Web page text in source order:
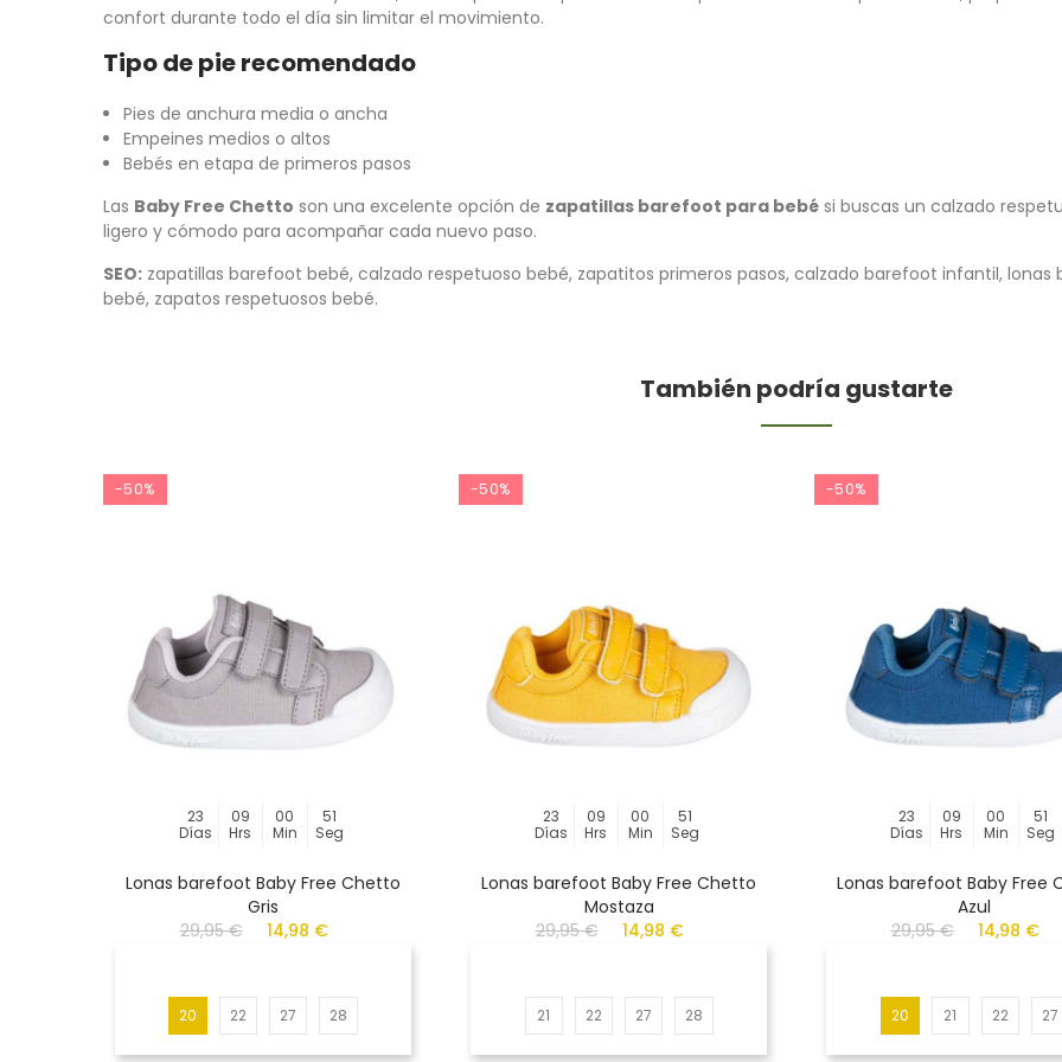
confort durante todo el día sin limitar el movimiento.
Tipo de pie recomendado
Pies de anchura media o ancha
Empeines medios o altos
Bebés en etapa de primeros pasos
Las Baby Free Chetto son una excelente opción de zapatillas barefoot para bebé si buscas un calzado
ligero y cómodo para acompañar cada nuevo paso.
SEO: zapatillas barefoot bebé, calzado respetuoso bebé, zapatitos primeros pasos, calzado barefoot infantil, lonas
bebé, zapatos respetuosos bebé.
También podría gustarte
-50%
23
Días
09
Hrs
00
Min
51
Seg
Lonas barefoot Baby Free Chetto
Gris
29,95 €
14,98 €
20 22 27 28
-50%
23
Días
09
Hrs
00
Min
51
Seg
Lonas barefoot Baby Free Chetto
Mostaza
29,95 €
14,98 €
21 22 27 28
-50%
23
Días
09
Hrs
00
Min
51
Seg
Lonas barefoot Baby Free
Azul
29,95 €
14,98 €
20 21 22 27